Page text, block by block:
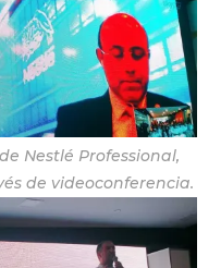
Nestlé Professional,
de videoconferencia.